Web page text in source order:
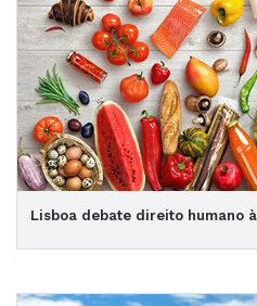
Lisboa debate direito humano